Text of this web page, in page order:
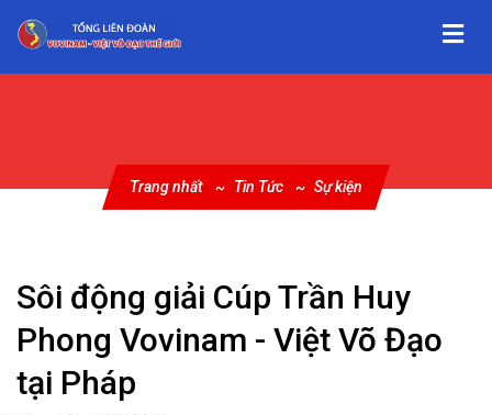
Trang nhất Tin Tức Sự kiện
Sôi động giải Cúp Trần Huy
Phong Vovinam - Việt Võ Đạo
tại Pháp